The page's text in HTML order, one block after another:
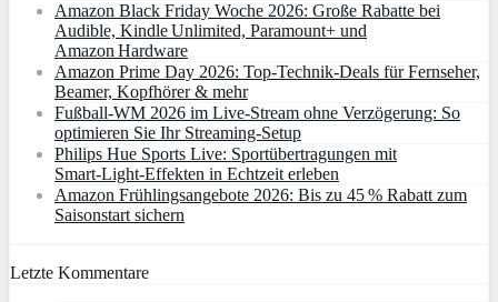
Amazon Black Friday Woche 2026: Große Rabatte bei
Audible, Kindle Unlimited, Paramount+ und
Amazon Hardware
Amazon Prime Day 2026: Top-Technik-Deals für Fernseher,
Beamer, Kopfhörer & mehr
Fußball-WM 2026 im Live-Stream ohne Verzögerung: So
optimieren Sie Ihr Streaming-Setup
Philips Hue Sports Live: Sportübertragungen mit
Smart‑Light‑Effekten in Echtzeit erleben
Amazon Frühlingsangebote 2026: Bis zu 45 % Rabatt zum
Saisonstart sichern
Letzte Kommentare